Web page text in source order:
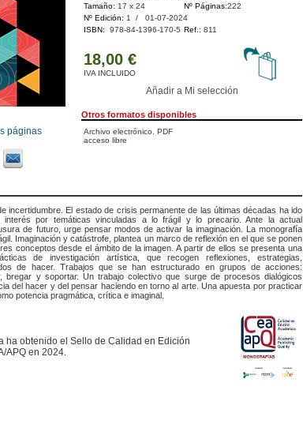
páginas
Tamaño: 17 x 24 Nº Páginas:222
Nº Edición: 1 / 01-07-2024
ISBN:
978-84-1396-170-5 Ref.: 811
18,00 €
IVA INCLUIDO
Añadir a Mi selección
Otros formatos disponibles
Archivo electrónico. PDF
acceso libre
incertidumbre. El estado de crisis permanente de las últimas décadas ha ido
interés por temáticas vinculadas a lo frágil y lo precario. Ante la actual
de futuro, urge pensar modos de activar la imaginación. La monografía
Imaginación y catástrofe, plantea un marco de reflexión en el que se ponen
conceptos desde el ámbito de la imagen. A partir de ellos se presenta una
de investigación artística, que recogen reflexiones, estrategias,
de hacer. Trabajos que se han estructurado en grupos de acciones:
bregar y soportar. Un trabajo colectivo que surge de procesos dialógicos
del hacer y del pensar haciendo en torno al arte. Una apuesta por practicar
potencia pragmática, crítica e imaginal.
ha obtenido el Sello de Calidad en Edición
APQ en 2024.